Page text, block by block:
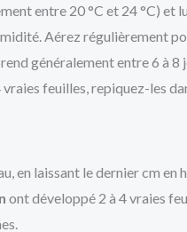
entre 20 °C et 24 °C)
Aérez régulièrement
généralement entre 6 à 8
feuilles, repiquez-les
en laissant le dernier cm en
ont développé 2 à 4 vraies